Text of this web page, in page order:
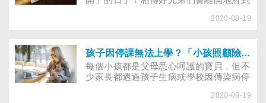
會告誡後輩要遵守，避免引來麻煩。適逢
個鬼月常見的民俗禁忌，提醒民眾不需太
過迷信，只要保持正向、尊重的態度即
可！(7/22更新)
2020-08-19
孩子因停課無法上學？「小孩照顧險」補償家長請假扣薪的經濟負擔！
每個小孩都是父母悉心呵護的寶貝，但不
少家長都遇過孩子生病或學校因傳染病停
假或緊急請人照顧。為了解決家長因照顧
2020-08-19